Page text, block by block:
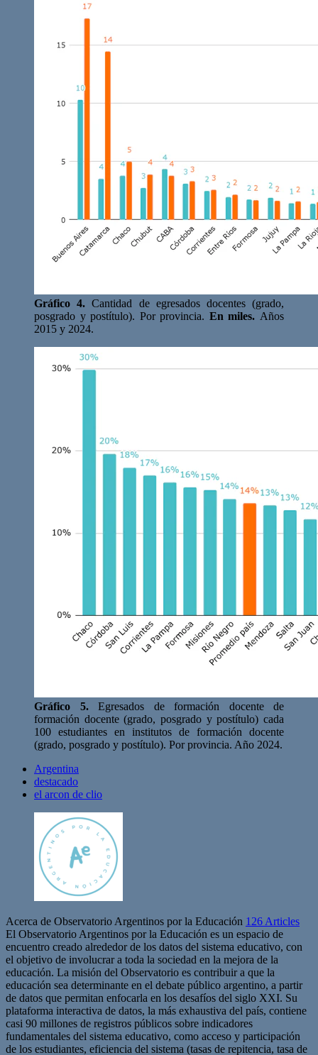
Gráfico 4.Cantidad de egresados docentes (grado,
posgrado y postítulo). Por provincia. En miles. Años
2015 y 2024.
Gráfico 5.Egresados de formación docente de
formación docente (grado, posgrado y postítulo) cada
100 estudiantes en institutos de formación docente
(grado, posgrado y postítulo). Por provincia. Año 2024.
Argentina
destacado
el arcon de clio
Acerca de Observatorio Argentinos por la Educación 126 Articles
El Observatorio Argentinos por la Educación es un espacio de
encuentro creado alrededor de los datos del sistema educativo, con
el objetivo de involucrar a toda la sociedad en la mejora de la
educación. La misión del Observatorio es contribuir a que la
educación sea determinante en el debate público argentino, a partir
de datos que permitan enfocarla en los desafíos del siglo XXI. Su
plataforma interactiva de datos, la más exhaustiva del país, contiene
casi 90 millones de registros públicos sobre indicadores
fundamentales del sistema educativo, como acceso y participación
de los estudiantes, eficiencia del sistema (tasas de repitencia, tasa de